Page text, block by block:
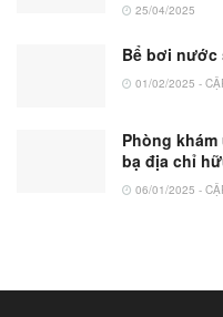
25/04/2025
Bể bơi nước
01/02/2025 -
Phòng
bạ địa chỉ
06/01/2025 -